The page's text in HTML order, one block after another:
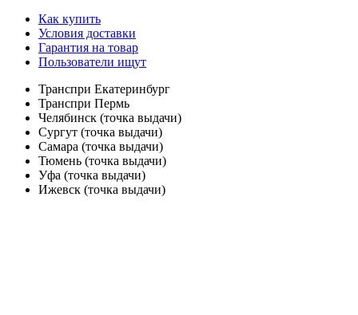
Как купить
Условия доставки
Гарантия на товар
Пользователи ищут
Транспри Екатеринбург
Транспри Пермь
Челябинск (точка выдачи)
Сургут (точка выдачи)
Самара (точка выдачи)
Тюмень (точка выдачи)
Уфа (точка выдачи)
Ижевск (точка выдачи)